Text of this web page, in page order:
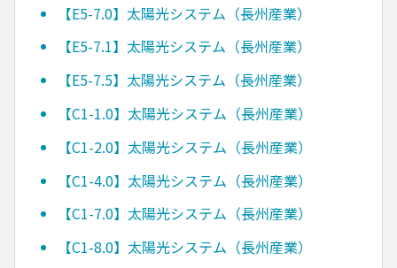
【E5-7.0】太陽光システム（長州産業）
【E5-7.1】太陽光システム（長州産業）
【E5-7.5】太陽光システム（長州産業）
【C1-1.0】太陽光システム（長州産業）
【C1-2.0】太陽光システム（長州産業）
【C1-4.0】太陽光システム（長州産業）
【C1-7.0】太陽光システム（長州産業）
【C1-8.0】太陽光システム（長州産業）